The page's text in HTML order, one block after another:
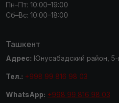
Пн–Пт: 10:00–19:00
Сб–Вс: 10:00–18:00
Ташкент
Адрес: Юнусабадский район,
Тел.: +998 99 816 98 03
WhatsApp: +998 99 816 98 03